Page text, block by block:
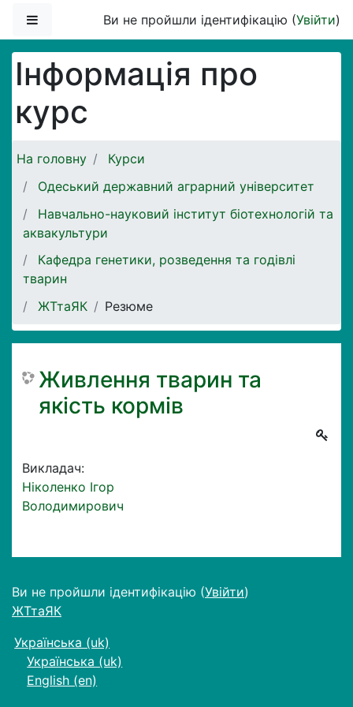
Бокова панельВи не пройшли ідентифікацію (Увійти)
Інформація про
курс
На головну
Курси
Одеський державний аграрний університет
Навчально-науковий інститут біотехнологій та
аквакультури
Кафедра генетики, розведення та годівлі
тварин
ЖТтаЯК
Резюме
Живлення тварин та
якість кормів
Викладач:
Ніколенко Ігор
Володимирович
Ви не пройшли ідентифікацію (Увійти)
ЖТтаЯК
Українська ‎(uk)‎
Українська ‎(uk)‎
English ‎(en)‎